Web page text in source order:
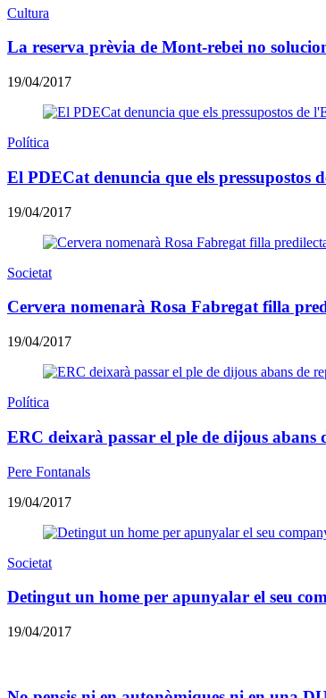
Cultura
La reserva prèvia de Mont-rebei no
19/04/2017
Política
El PDECat denuncia que els pressupostos
19/04/2017
Societat
Cervera nomenarà Rosa Fabregat filla
19/04/2017
Política
ERC deixarà passar el ple de dijous abans
Pere Fontanals
19/04/2017
Societat
Detingut un home per apunyalar el seu
19/04/2017